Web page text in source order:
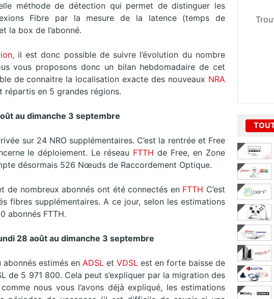
méthode de détection qui permet de distinguer les
Fibre par la mesure de la latence (temps de
la box de l’abonné.
il est donc possible de suivre l’évolution du nombre
vous proposons donc un bilan hebdomadaire de cet
de connaitre la localisation exacte des nouveaux NRA
répartis en 5 grandes régions.
au dimanche 3 septembre
sur 24 NRO supplémentaires. C’est la rentrée et Free
le déploiement. Le réseau FTTHde Free, en Zone
désormais 526 Nœuds de Raccordement Optique.
nombreux abonnés ont été connectés enFTTH C’est
fibres supplémentaires. A ce jour, selon les estimations
abonnés FTTH.
28 août au dimanche 3 septembre
estimés en ADSL et VDSL est en forte baisse de
de 5 971 800. Cela peut s’expliquer par la migration des
nous vous l’avons déjà expliqué, les estimations